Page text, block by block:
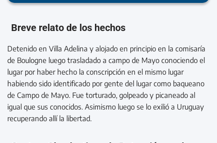
Breve relato de los hechos
Detenido en Villa Adelina y alojado en principio en la comisaría
de Boulogne luego trasladado a campo de Mayo conociendo el
lugar por haber hecho la conscripción en el mismo lugar
habiendo sido identificado por gente del lugar como baqueano
de Campo de Mayo. Fue torturado, golpeado y picaneado al
igual que sus conocidos. Asimismo luego se lo exilió a Uruguay
recuperando allí la libertad.